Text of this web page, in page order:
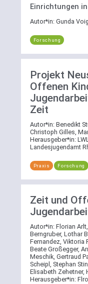
Einrichtungen
Autor*in: Gunda
Forschung
Projekt
Offenen
Zeit
Autor*in: Benedikt
Christoph Gilles,
Herausgeber*in:
Landesjugendamt
Praxis Forschung
Zeit und
Autor*in: Florian
Berngruber, Lothar
Fernandez, Viktoria
Beate Großegger,
Meschik, Gertraud
Scheipl, Stephan
Elisabeth Zehetner,
Herausgeber*in: